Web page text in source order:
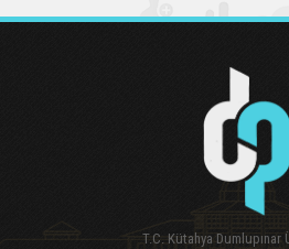
T.C. Kütahya Dumlupınar